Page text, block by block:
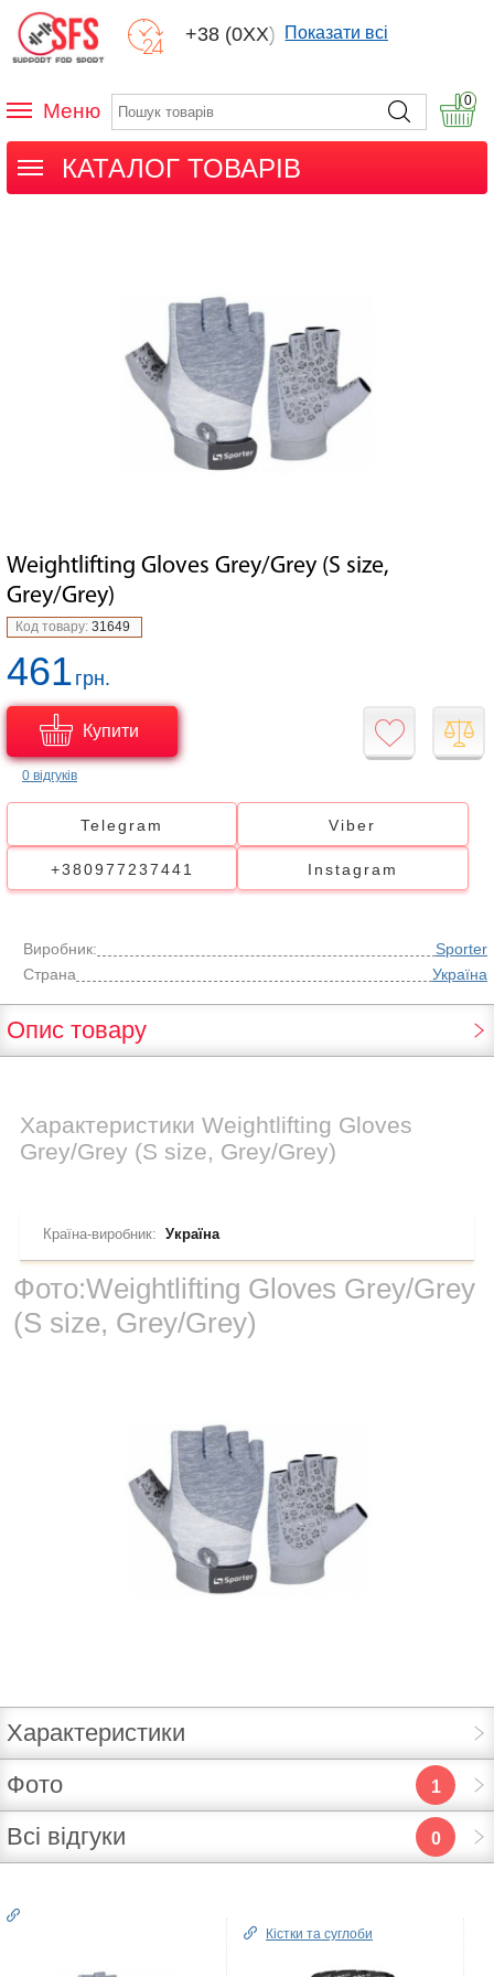
+38 (0XX) XXXПоказати всі
Меню 0
КАТАЛОГ ТОВАРІВ
Weightlifting Gloves Grey/Grey (S size,
Grey/Grey)
Код товару: 31649
461грн.
Купити
0 відгуків
Telegram Viber
+380977237441 Instagram
Виробник:
Sporter
Страна
Україна
Опис товару
Характеристики Weightlifting Gloves
Grey/Grey (S size, Grey/Grey)
Країна-виробник: Україна
Фото:Weightlifting Gloves Grey/Grey
(S size, Grey/Grey)
Характеристики
Фото
1
Всі відгуки 0
Кістки та суглоби